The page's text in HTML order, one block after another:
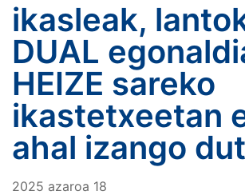
ikasleak,
DUAL
HEIZE sareko
ikastetxeetan
ahal izango
2025 azaroa 18